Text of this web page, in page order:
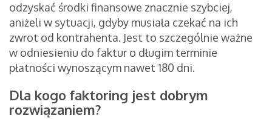
odzyskać środki finansowe znacznie szybciej,
aniżeli w sytuacji, gdyby musiała czekać na ich
zwrot od kontrahenta. Jest to szczególnie ważne
w odniesieniu do faktur o długim terminie
płatności wynoszącym nawet 180 dni.
Dla kogo faktoring jest dobrym
rozwiązaniem?